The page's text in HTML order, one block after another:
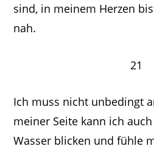
sind, in meinem Herzen
nah.
21
Ich muss nicht unbedingt
meiner Seite kann ich
Wasser blicken und fühle